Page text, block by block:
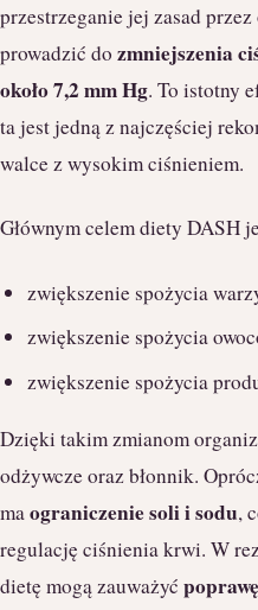
przestrzeganie jej zasad
prowadzić do zmniejszenia
około 7,2 mm Hg. To istotny
ta jest jedną z najczęściej
walce z wysokim ciśnieniem.
Głównym celem diety DASH
zwiększenie spożycia
zwiększenie spożycia
zwiększenie spożycia
Dzięki takim zmianom
odżywcze oraz błonnik.
maograniczenie soli i sodu,
regulację ciśnienia krwi. W
dietę mogą zauważyć